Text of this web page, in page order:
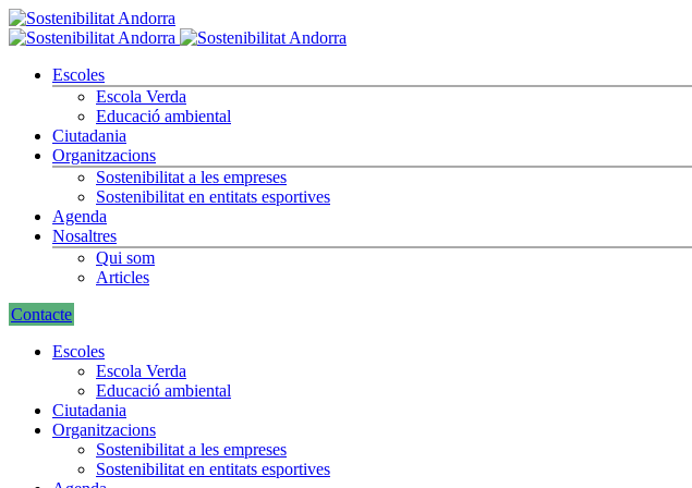
Escoles
Escola Verda
Educació ambiental
Ciutadania
Organitzacions
Sostenibilitat a les empreses
Sostenibilitat en entitats esportives
Agenda
Nosaltres
Qui som
Articles
Contacte
Escoles
Escola Verda
Educació ambiental
Ciutadania
Organitzacions
Sostenibilitat a les empreses
Sostenibilitat en entitats esportives